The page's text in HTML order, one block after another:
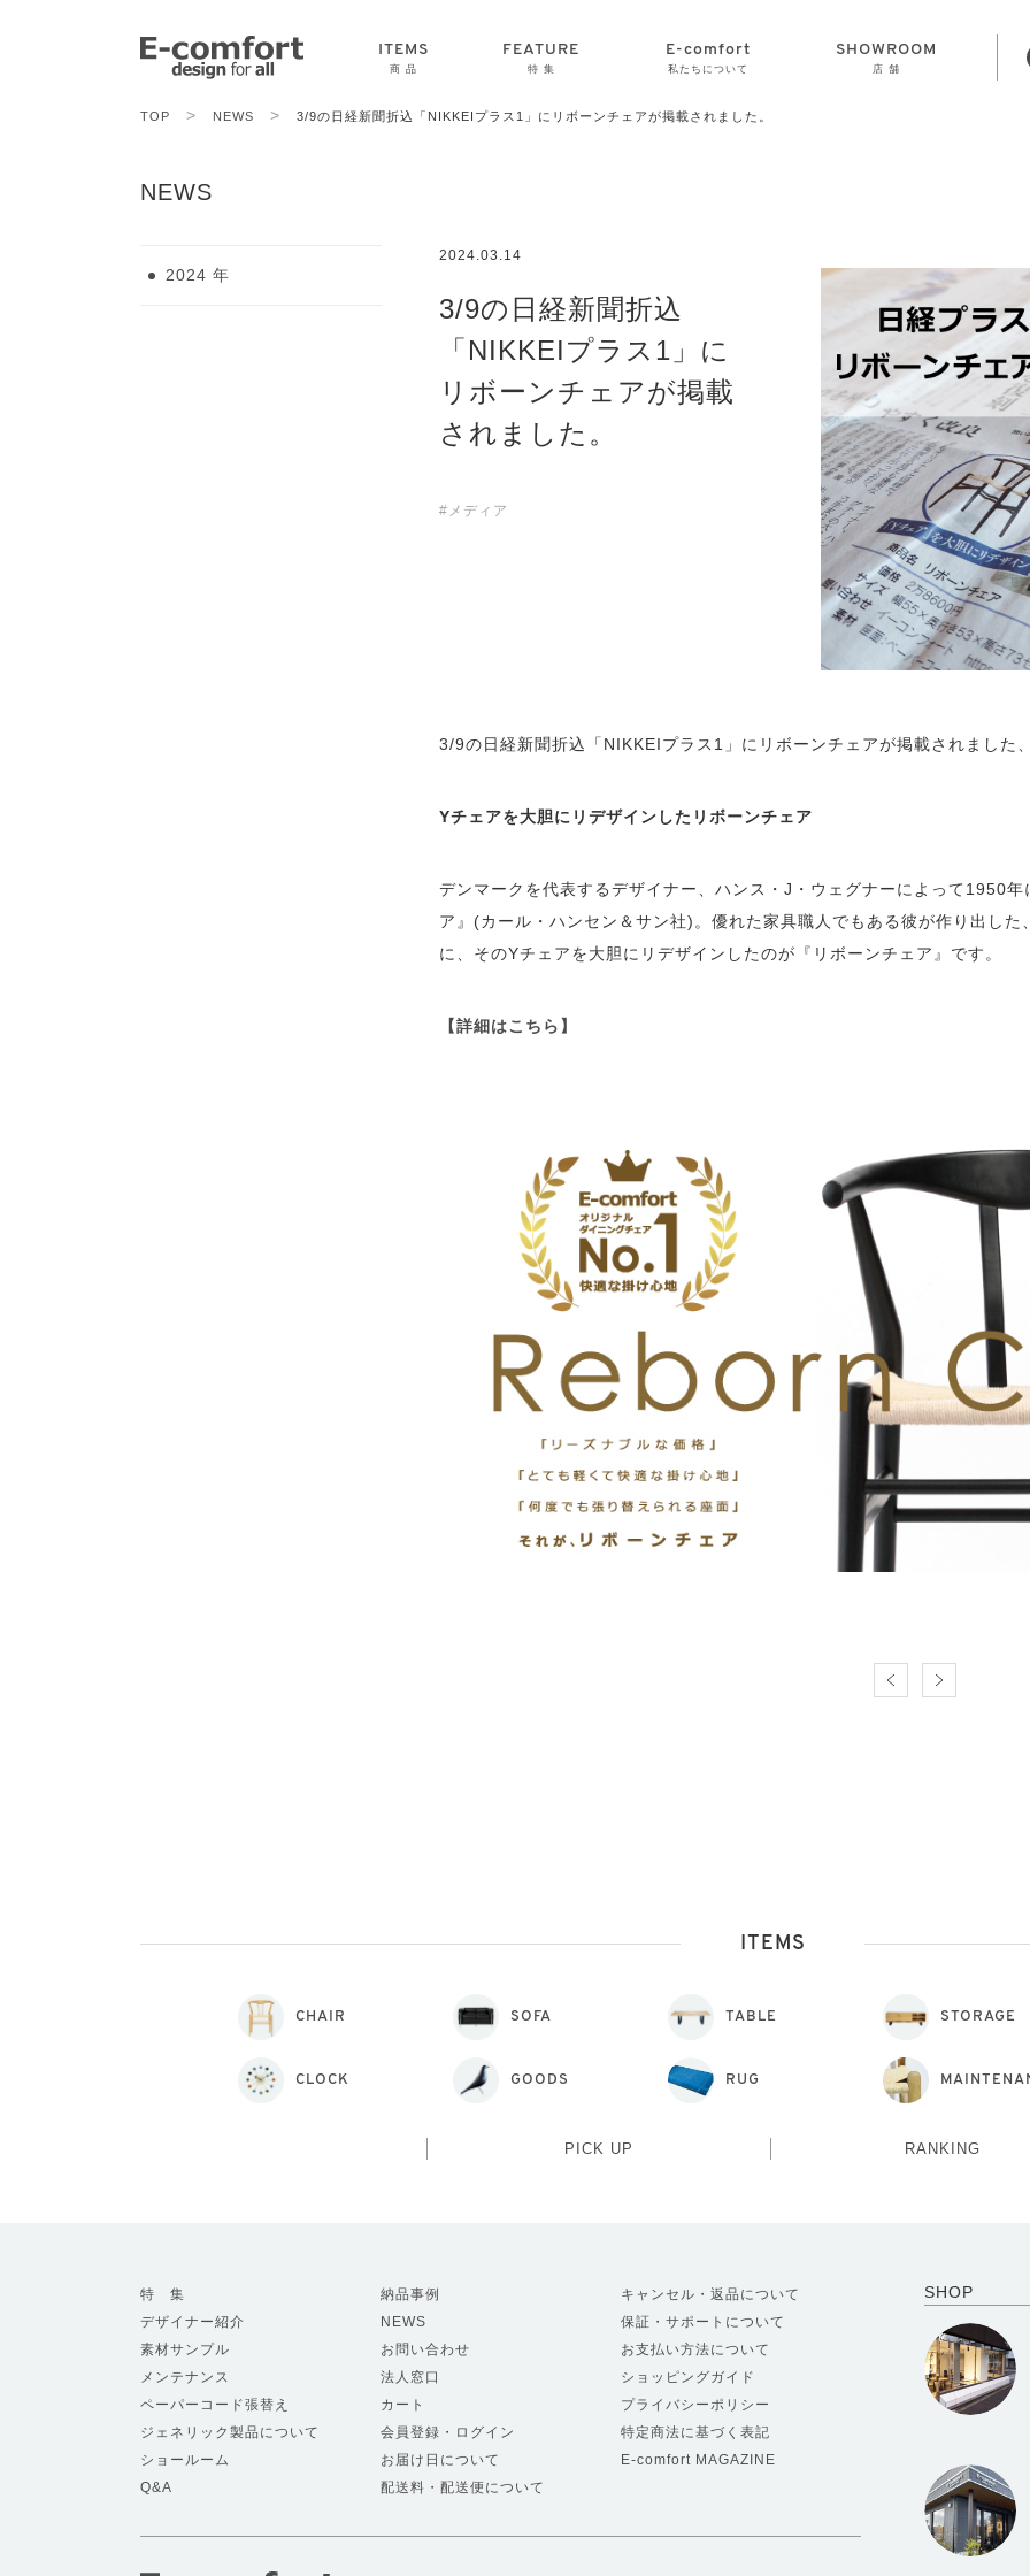
ITEMS
商 品
FEATURE
特 集
E-comfort
私たちについて
SHOWROOM
店 舗
TOP > NEWS > 3/9の日経新聞折込「NIKKEIプラス1」にリボーンチェアが掲載されました。
NEWS
2024 年
2024.03.14
3/9の日経新聞折込
「NIKKEIプラス1」に
リボーンチェアが掲載
されました。
#メディア
3/9の日経新聞折込「NIKKEIプラス1」にリボーンチェアが掲載されました
Yチェアを大胆にリデザインしたリボーンチェア
デンマークを代表するデザイナー、ハンス・J・ウェグナーによって1950
ア』(カール・ハンセン＆サン社)。優れた家具職人でもある彼が作り出し
に、そのYチェアを大胆にリデザインしたのが『リボーンチェア』です。
【詳細はこちら】
ITEMS
CHAIR SOFA TABLE STORAGE
CLOCK GOODS RUG
PICK UP RANKING
SHOP
特 集
デザイナー紹介
素材サンプル
メンテナンス
ペーパーコード張替え
ジェネリック製品について
ショールーム
Q&A
納品事例
NEWS
お問い合わせ
法人窓口
カート
会員登録・ログイン
お届け日について
配送料・配送便について
キャンセル・返品について
保証・サポートについて
お支払い方法について
ショッピングガイド
プライバシーポリシー
特定商法に基づく表記
E-comfort MAGAZINE